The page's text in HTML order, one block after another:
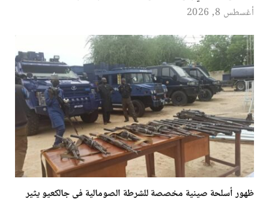
أغسطس 8, 2026
ظهور أسلحة صينية مخصصة للشرطة الصومالية في جالكعيو يثير